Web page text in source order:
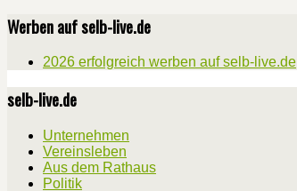
Werben auf selb-live.de
2026 erfolgreich werben auf selb-live.de
selb-live.de
Unternehmen
Vereinsleben
Aus dem Rathaus
Politik